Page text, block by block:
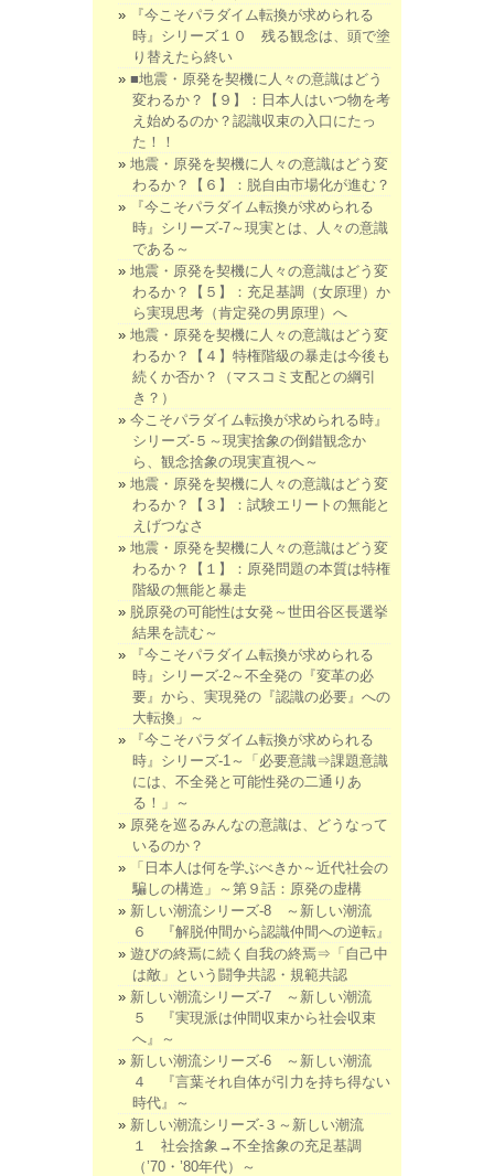
『今こそパラダイム転換が求められる
時』シリーズ１０ 残る観念は、頭で塗
り替えたら終い
■地震・原発を契機に人々の意識はどう
変わるか？【９】：日本人はいつ物を考
え始めるのか？認識収束の入口にたっ
た！！
地震・原発を契機に人々の意識はどう変
わるか？【６】：脱自由市場化が進む？
『今こそパラダイム転換が求められる
時』シリーズ-7～現実とは、人々の意識
である～
地震・原発を契機に人々の意識はどう変
わるか？【５】：充足基調（女原理）か
ら実現思考（肯定発の男原理）へ
地震・原発を契機に人々の意識はどう変
わるか？【４】特権階級の暴走は今後も
続くか否か？（マスコミ支配との綱引
き？）
今こそパラダイム転換が求められる時』
シリーズ-５～現実捨象の倒錯観念か
ら、観念捨象の現実直視へ～
地震・原発を契機に人々の意識はどう変
わるか？【３】：試験エリートの無能と
えげつなさ
地震・原発を契機に人々の意識はどう変
わるか？【１】：原発問題の本質は特権
階級の無能と暴走
脱原発の可能性は女発～世田谷区長選挙
結果を読む～
『今こそパラダイム転換が求められる
時』シリーズ-2～不全発の『変革の必
要』から、実現発の『認識の必要』への
大転換」～
『今こそパラダイム転換が求められる
時』シリーズ-1～「必要意識⇒課題意識
には、不全発と可能性発の二通りあ
る！」～
原発を巡るみんなの意識は、どうなって
いるのか？
「日本人は何を学ぶべきか～近代社会の
騙しの構造」～第９話：原発の虚構
新しい潮流シリーズ-8 ～新しい潮流
６ 『解脱仲間から認識仲間への逆転』
遊びの終焉に続く自我の終焉⇒「自己中
は敵」という闘争共認・規範共認
新しい潮流シリーズ-7 ～新しい潮流
５ 『実現派は仲間収束から社会収束
へ』～
新しい潮流シリーズ-6 ～新しい潮流
４ 『言葉それ自体が引力を持ち得ない
時代』～
新しい潮流シリーズ-３～新しい潮流
１ 社会捨象→不全捨象の充足基調
（’70・’80年代）～